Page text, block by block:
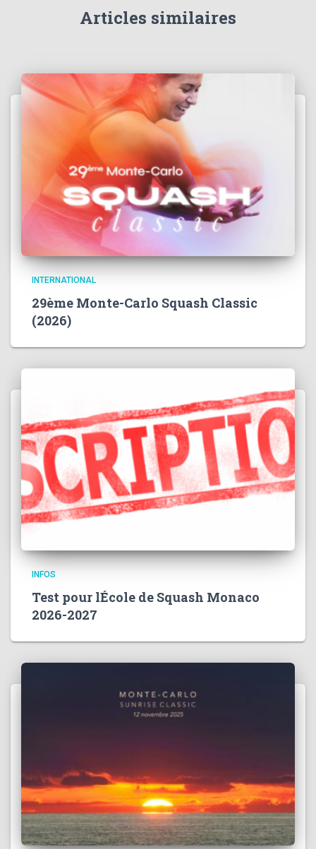
Articles similaires
INTERNATIONAL
29ème Monte-Carlo Squash Classic
(2026)
INFOS
Test pour lÉcole de Squash Monaco
2026-2027